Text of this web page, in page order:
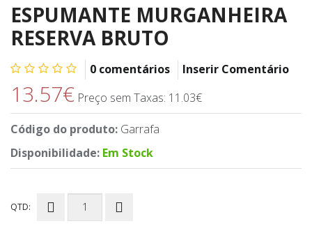
ESPUMANTE MURGANHEIRA
RESERVA BRUTO
0 comentários Inserir Comentário
13.57€ Preço sem Taxas: 11.03€
Código do produto: Garrafa
Disponibilidade: Em Stock
QTD: